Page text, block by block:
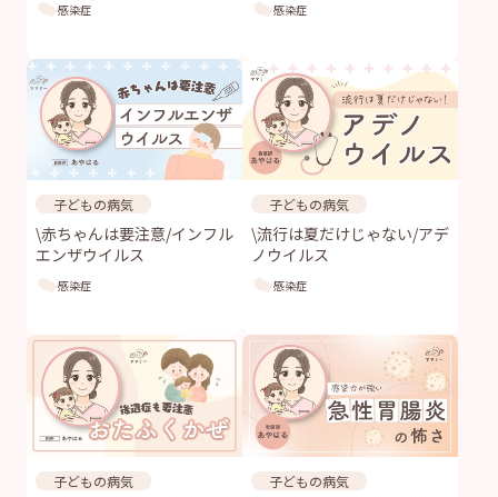
感染症 感染症
子どもの病気
\赤ちゃんは要注意/インフル
エンザウイルス
感染症
子どもの病気
\流行は夏だけじゃない/アデ
ノウイルス
感染症
子どもの病気 子どもの病気